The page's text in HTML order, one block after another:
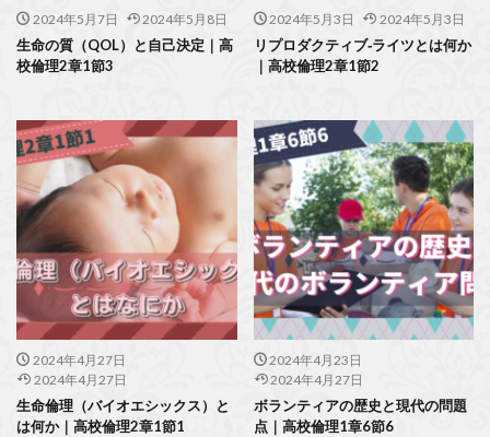
2024年5月7日 2024年5月8日
生命の質（QOL）と自己決定｜高
校倫理2章1節3
2024年5月3日 2024年5月3日
リプロダクティブ‐ライツとは何か
｜高校倫理2章1節2
2024年4月27日
2024年4月27日
生命倫理（バイオエシックス）と
は何か｜高校倫理2章1節1
2024年4月23日
2024年4月27日
ボランティアの歴史と現代の問題
点｜高校倫理1章6節6